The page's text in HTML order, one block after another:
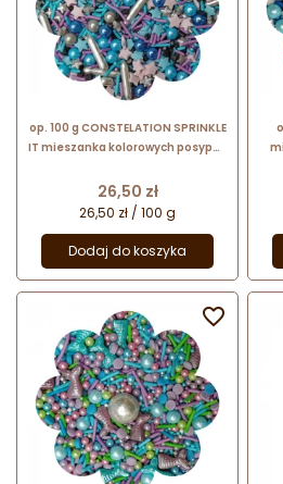
op. 100 g CONSTELATION SPRINKLE
IT mieszanka kolorowych posypek
spożywczych
Cena
26,50 zł
26,50 zł / 100 g
Dodaj do koszyka
